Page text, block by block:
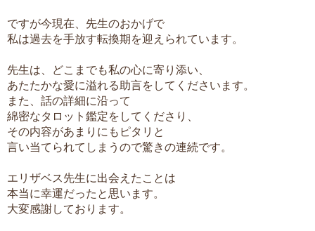
ですが今現在、先生のおかげで
私は過去を手放す転換期を迎えられています。
先生は、どこまでも私の心に寄り添い、
あたたかな愛に溢れる助言をしてくださいます。
また、話の詳細に沿って
綿密なタロット鑑定をしてくださり、
その内容があまりにもピタリと
言い当てられてしまうので驚きの連続です。
エリザベス先生に出会えたことは
本当に幸運だったと思います。
大変感謝しております。